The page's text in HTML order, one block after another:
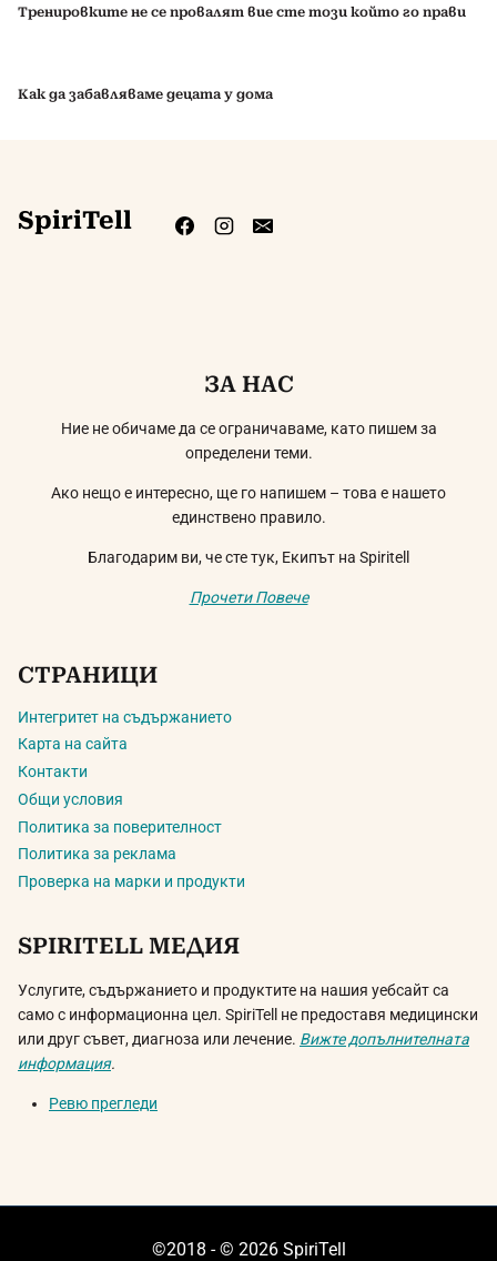
Тренировките не се провалят вие сте този който го прави
Как да забавляваме децата у дома
SpiriTell
ЗА НАС
Ние не обичаме да се ограничаваме, като пишем за
определени теми.
Ако нещо е интересно, ще го напишем – това е нашето
единствено правило.
Благодарим ви, че сте тук, Екипът на Spiritell
Прочети Повече
СТРАНИЦИ
Интегритет на съдържанието
Карта на сайта
Контакти
Общи условия
Политика за поверителност
Политика за реклама
Проверка на марки и продукти
SPIRITELL МЕДИЯ
Услугите, съдържанието и продуктите на нашия уебсайт са
само с информационна цел. SpiriTell не предоставя медицински
или друг съвет, диагноза или лечение. Вижте допълнителната
информация.
Ревю прегледи
©2018 - © 2026 SpiriTell